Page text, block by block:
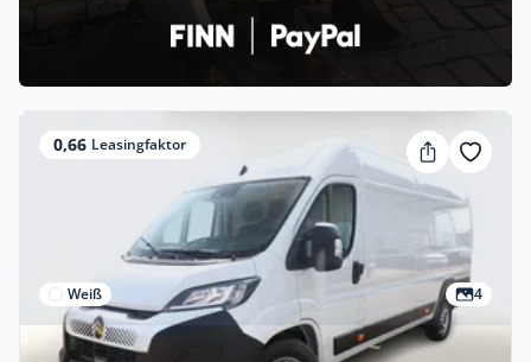
0,66 Leasingfaktor
Weiß 4
Gewerbe & Privat